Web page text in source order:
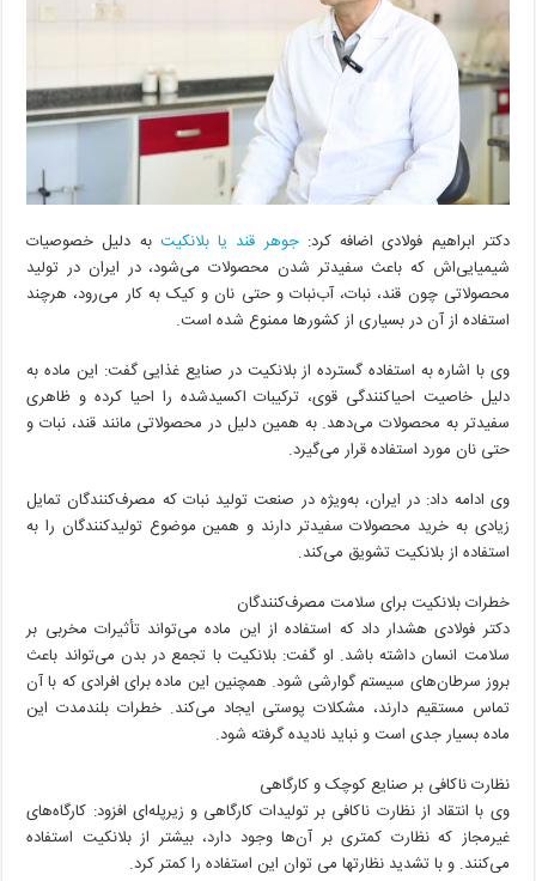
دکتر ابراهیم فولادی اضافه کرد:جوهر قند یا بلانکیت به دلیل خصوصیات
شیمیایی‌اش که باعث سفیدتر شدن محصولات می‌شود، در ایران در تولید
محصولاتی چون قند، نبات، آب‌نبات و حتی نان و کیک به کار می‌رود، هرچند
استفاده از آن در بسیاری از کشورها ممنوع شده است.
وی با اشاره به استفاده گسترده از بلانکیت در صنایع غذایی گفت: این ماده به
دلیل خاصیت احیاکنندگی قوی، ترکیبات اکسیدشده را احیا کرده و ظاهری
سفیدتر به محصولات می‌دهد. به همین دلیل در محصولاتی مانند قند، نبات و
حتی نان مورد استفاده قرار می‌گیرد.
وی ادامه داد: در ایران، به‌ویژه در صنعت تولید نبات که مصرف‌کنندگان تمایل
زیادی به خرید محصولات سفیدتر دارند و همین موضوع تولیدکنندگان را به
استفاده از بلانکیت تشویق می‌کند.
خطرات بلانکیت برای سلامت مصرف‌کنندگان
دکتر فولادی هشدار داد که استفاده از این ماده می‌تواند تأثیرات مخربی بر
سلامت انسان داشته باشد. او گفت: بلانکیت با تجمع در بدن می‌تواند باعث
بروز سرطان‌های سیستم گوارشی شود. همچنین این ماده برای افرادی که با آن
تماس مستقیم دارند، مشکلات پوستی ایجاد می‌کند. خطرات بلندمدت این
ماده بسیار جدی است و نباید نادیده گرفته شود.
نظارت ناکافی بر صنایع کوچک و کارگاهی
وی با انتقاد از نظارت ناکافی بر تولیدات کارگاهی و زیرپله‌ای افزود: کارگاه‌های
غیرمجاز که نظارت کمتری بر آن‌ها وجود دارد، بیشتر از بلانکیت استفاده
می‌کنند. و با تشدید نظارتها می توان این استفاده را کمتر کرد.